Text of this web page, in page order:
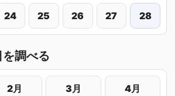
24 25 26 27 28
調べる
2月 3月 4月